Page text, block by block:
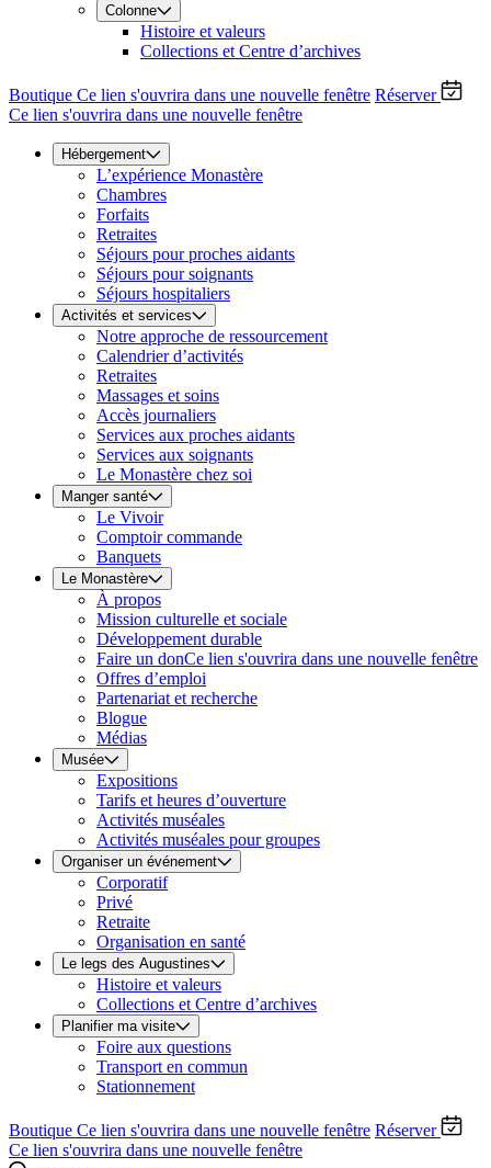
Colonne
Histoire et valeurs
Collections et Centre d’archives
Boutique Ce lien s'ouvrira dans une nouvelle fenêtre Réserver
Ce lien s'ouvrira dans une nouvelle fenêtre
Hébergement
L’expérience Monastère
Chambres
Forfaits
Retraites
Séjours pour proches aidants
Séjours pour soignants
Séjours hospitaliers
Activités et services
Notre approche de ressourcement
Calendrier d’activités
Retraites
Massages et soins
Accès journaliers
Services aux proches aidants
Services aux soignants
Le Monastère chez soi
Manger santé
Le Vivoir
Comptoir commande
Banquets
Le Monastère
À propos
Mission culturelle et sociale
Développement durable
Faire un donCe lien s'ouvrira dans une nouvelle fenêtre
Offres d’emploi
Partenariat et recherche
Blogue
Médias
Musée
Expositions
Tarifs et heures d’ouverture
Activités muséales
Activités muséales pour groupes
Organiser un événement
Corporatif
Privé
Retraite
Organisation en santé
Le legs des Augustines
Histoire et valeurs
Collections et Centre d’archives
Planifier ma visite
Foire aux questions
Transport en commun
Stationnement
Boutique Ce lien s'ouvrira dans une nouvelle fenêtre Réserver
Ce lien s'ouvrira dans une nouvelle fenêtre